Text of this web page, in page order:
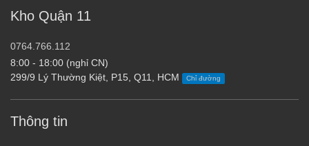
Kho Quận 11
0764.766.112
8:00 - 18:00 (nghỉ CN)
299/9 Lý Thường Kiệt, P15, Q11, HCM
Chỉ đường
Thông tin